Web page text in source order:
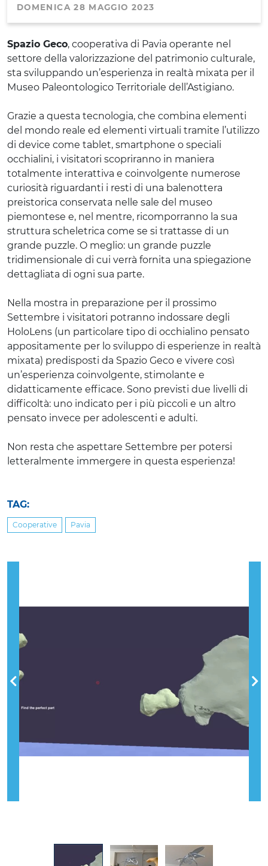
DOMENICA 28 MAGGIO 2023
Spazio Geco, cooperativa di Pavia operante nel
settore della valorizzazione del patrimonio culturale,
sta sviluppando un’esperienza in realtà mixata per il
Museo Paleontologico Territoriale dell’Astigiano.
Grazie a questa tecnologia, che combina elementi
del mondo reale ed elementi virtuali tramite l’utilizzo
di device come tablet, smartphone o speciali
occhialini, i visitatori scopriranno in maniera
totalmente interattiva e coinvolgente numerose
curiosità riguardanti i resti di una balenottera
preistorica conservata nelle sale del museo
piemontese e, nel mentre, ricomporranno la sua
struttura scheletrica come se si trattasse di un
grande puzzle. O meglio: un grande puzzle
tridimensionale di cui verrà fornita una spiegazione
dettagliata di ogni sua parte.
Nella mostra in preparazione per il prossimo
Settembre i visitatori potranno indossare degli
HoloLens (un particolare tipo di occhialino pensato
appositamente per lo sviluppo di esperienze in realtà
mixata) predisposti da Spazio Geco e vivere così
un’esperienza coinvolgente, stimolante e
didatticamente efficace. Sono previsti due livelli di
difficoltà: uno indicato per i più piccoli e un altro
pensato invece per adolescenti e adulti.
Non resta che aspettare Settembre per potersi
letteralmente immergere in questa esperienza!
TAG:
Cooperative Pavia